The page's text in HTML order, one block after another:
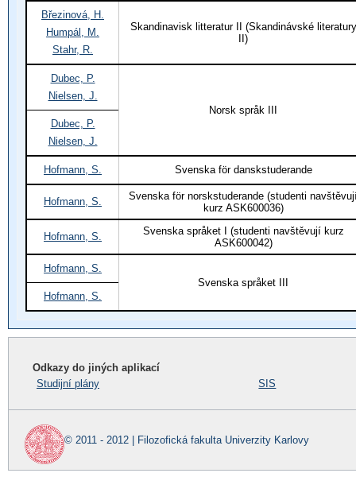
Březinová, H.
Humpál, M.
Stahr, R.
Skandinavisk litteratur II (Skandinávské literatury
II)
Dubec, P.
Nielsen, J.
Norsk språk III
Dubec, P.
Nielsen, J.
Hofmann, S. Svenska för danskstuderande
Hofmann, S.
Svenska för norskstuderande (studenti
kurz ASK600036)
Hofmann, S.
Svenska språket I (studenti navštěvují kurz
ASK600042)
Hofmann, S.
Svenska språket III
Hofmann, S.
Odkazy do jiných aplikací
Studijní plány
SIS
© 2011 - 2012 | Filozofická fakulta Univerzity Karlovy